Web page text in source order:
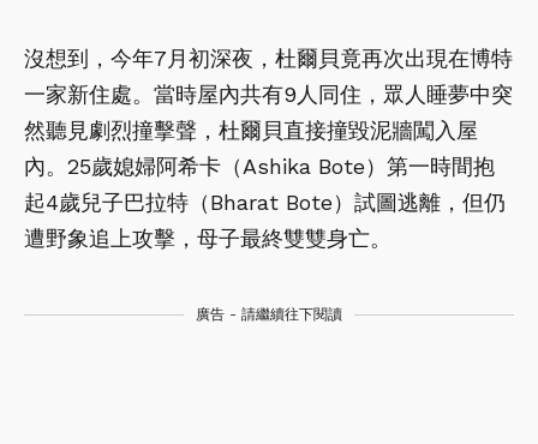
沒想到，今年7月初深夜，杜爾貝竟再次出現在博特
一家新住處。當時屋內共有9人同住，眾人睡夢中突
然聽見劇烈撞擊聲，杜爾貝直接撞毀泥牆闖入屋
內。25歲媳婦阿希卡（Ashika Bote）第一時間抱
起4歲兒子巴拉特（Bharat Bote）試圖逃離，但仍
遭野象追上攻擊，母子最終雙雙身亡。
廣告 - 請繼續往下閱讀